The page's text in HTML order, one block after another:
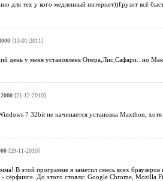
для тех у кого медленный интернет))Грузит всё
[13-01-2011]
день у меня установлена Опера,Лис,Сафари...но
[21-12-2010]
7 32bit не начинается установка Maxthon, хотя
[29-11-2010]
В этой программе я заметил смесь всех
- сёрфинге. До этого стояли: Google Chrome,